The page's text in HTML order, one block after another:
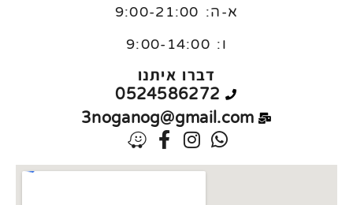
א-ה: 9:00-21:00
ו: 9:00-14:00
דברו איתנו
0524586272
3noganog@gmail.com